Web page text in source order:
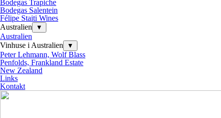
Bodegas Trapiche
Bodegas Salentein
Félipe Staiti Wines
Australien
▼
Australien
Vinhuse i Australien
▼
Peter Lehmann, Wolf Blass
Penfolds, Frankland Estate
New Zealand
Links
Kontakt